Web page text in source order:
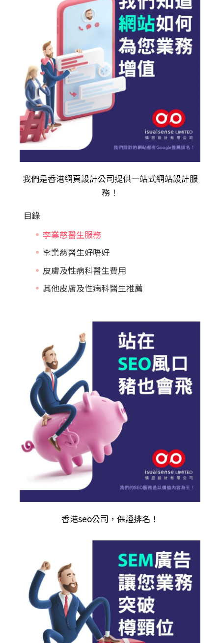
我們是香港網頁設計公司提供一站式網站設計服
務！
目錄
李業慈醫生服務
李業慈醫生好唔好
皮膚及性病科醫生費用
其他皮膚及性病科醫生推薦
香港seo公司 ，保證排名！